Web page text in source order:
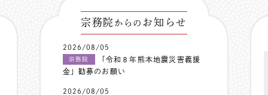
宗務院 からの お知らせ
2026/08/05
宗務院
「令和８年熊本地震災害義援
金」勧募のお願い
2026/08/05